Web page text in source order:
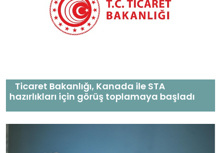
Ticaret Bakanlığı, Kanada ile STA
hazırlıkları için görüş toplamaya başladı